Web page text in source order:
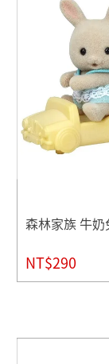
森林家族 牛
NT$290